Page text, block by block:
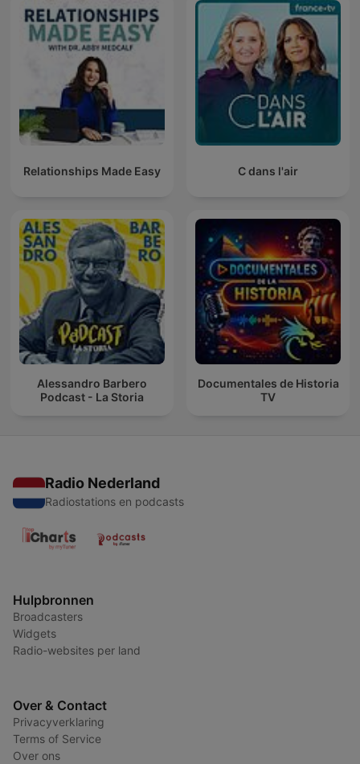
Relationships Made Easy C dans l'air
Alessandro Barbero
Podcast - La Storia
Documentales de Historia
TV
Radio Nederland
Radiostations en podcasts
Hulpbronnen
Broadcasters
Widgets
Radio-websites per land
Over & Contact
Privacyverklaring
Terms of Service
Over ons